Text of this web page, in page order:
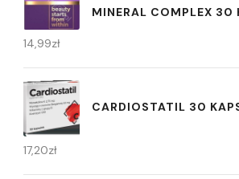
MINERAL COMPLEX 30
14,99zł
CARDIOSTATIL 30
17,20zł